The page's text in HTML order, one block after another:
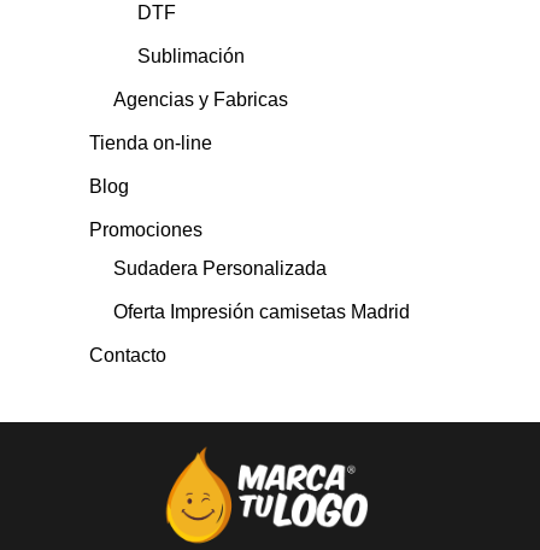
DTF
Sublimación
Agencias y Fabricas
Tienda on-line
Blog
Promociones
Sudadera Personalizada
Oferta Impresión camisetas Madrid
Contacto